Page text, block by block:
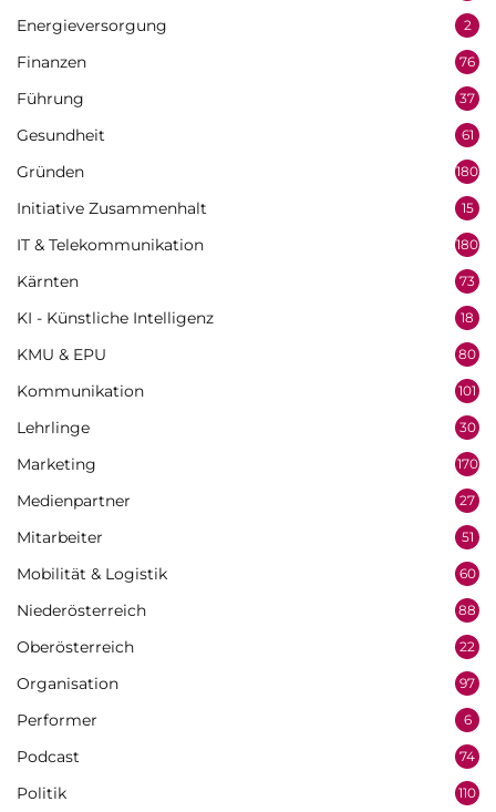
Energieversorgung 2
Finanzen 76
Führung 37
Gesundheit 61
Gründen 180
Initiative Zusammenhalt 15
IT & Telekommunikation 180
Kärnten 73
KI - Künstliche Intelligenz 18
KMU & EPU 80
Kommunikation 101
Lehrlinge 30
Marketing 170
Medienpartner 27
Mitarbeiter 51
Mobilität & Logistik 60
Niederösterreich 88
Oberösterreich 22
Organisation 97
Performer 6
Podcast 74
Politik 110